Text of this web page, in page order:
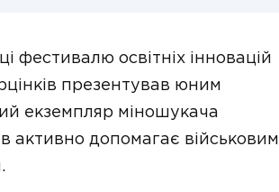
фестивалю освітніх інновацій
презентував юним
екземпляр міношукача
активно допомагає військовим